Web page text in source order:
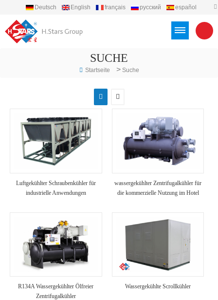
Deutsch English français русский
español
SUCHE
Startseite > Suche
Luftgekühlter Schraubenkühler für
industrielle Anwendungen
wassergekühlter Zentrifugalkühler für
die kommerzielle Nutzung im Hotel
R134A Wassergekühlter Ölfreier
Zentrifugalkühler
Wassergekühlte Scrollkühler